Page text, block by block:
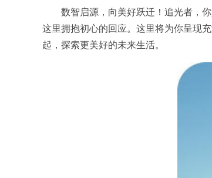
数智启源，向美好跃迁！追光者，
这里拥抱初心的回应。这里将为你呈现
起，探索更美好的未来生活。